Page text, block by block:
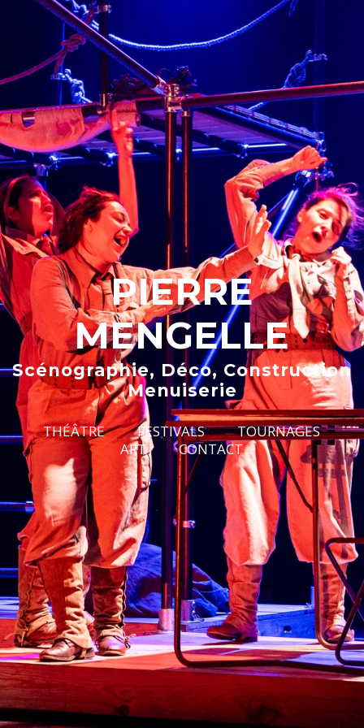
PIERRE
MENGELLE
Scénographie, Déco, Construction
Menuiserie
THÉÂTRE FESTIVALS
TOURNAGES
ART
CONTACT